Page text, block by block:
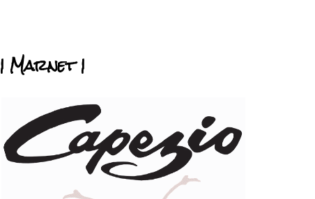
| Marnet |